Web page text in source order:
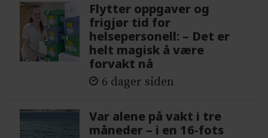
Flytter oppgaver og
frigjør tid for
helsepersonell: – Det er
helt magisk å være
forvakt nå
6 dager siden
Var alene på vakt i tre
måneder – i en 16-fots